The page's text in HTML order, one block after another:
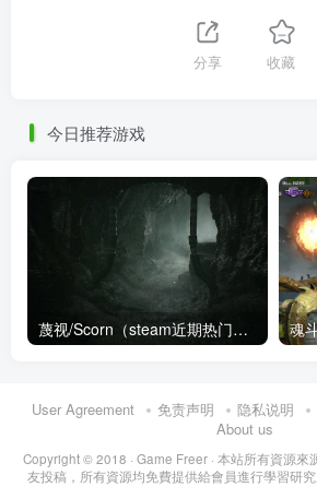
分享 收藏
今日推荐游戏
蔑视/Scorn（steam近期热门恐怖游戏）
User Agreement 免责声明 隐私说明
About us
Copyright © 2018 · Game Freer · 本站所有資源
友投稿，所有資源均免費提供給會員進行學習研